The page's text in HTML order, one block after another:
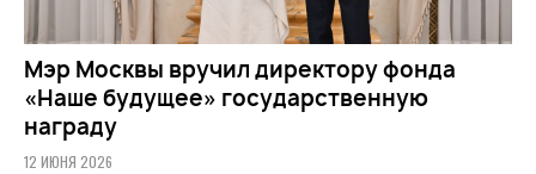
Мэр Москвы вручил директору фонда
«Наше будущее» государственную
награду
12 ИЮНЯ 2026